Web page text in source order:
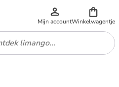
Mijn accountWinkelwagentje